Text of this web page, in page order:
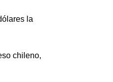
la
chileno,